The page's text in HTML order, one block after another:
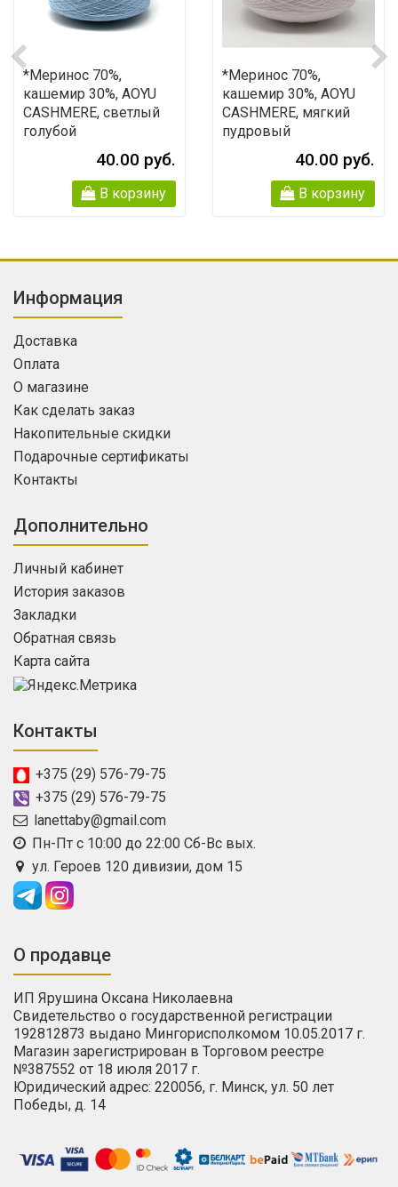
*Меринос 70%,
кашемир 30%, AOYU
CASHMERE, светлый
голубой
40.00 руб.
В корзину
*Меринос 70%,
кашемир 30%, AOYU
CASHMERE, мягкий
пудровый
40.00 руб.
В корзину
Информация
Доставка
Оплата
О магазине
Как сделать заказ
Накопительные скидки
Подарочные сертификаты
Контакты
Дополнительно
Личный кабинет
История заказов
Закладки
Обратная связь
Карта сайта
Контакты
+375 (29) 576-79-75
+375 (29) 576-79-75
lanettaby@gmail.com
Пн-Пт с 10:00 до 22:00 Сб-Вс вых.
ул. Героев 120 дивизии, дом 15
О продавце
ИП Ярушина Оксана Николаевна
Свидетельство о государственной регистрации
192812873 выдано Мингорисполкомом 10.05.2017 г.
Магазин зарегистрирован в Торговом реестре
№387552 от 18 июля 2017 г.
Юридический адрес: 220056, г. Минск, ул. 50 лет
Победы, д. 14